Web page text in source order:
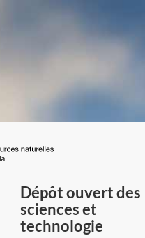
du
Canada
Dépôt ouvert des
sciences et
technologie